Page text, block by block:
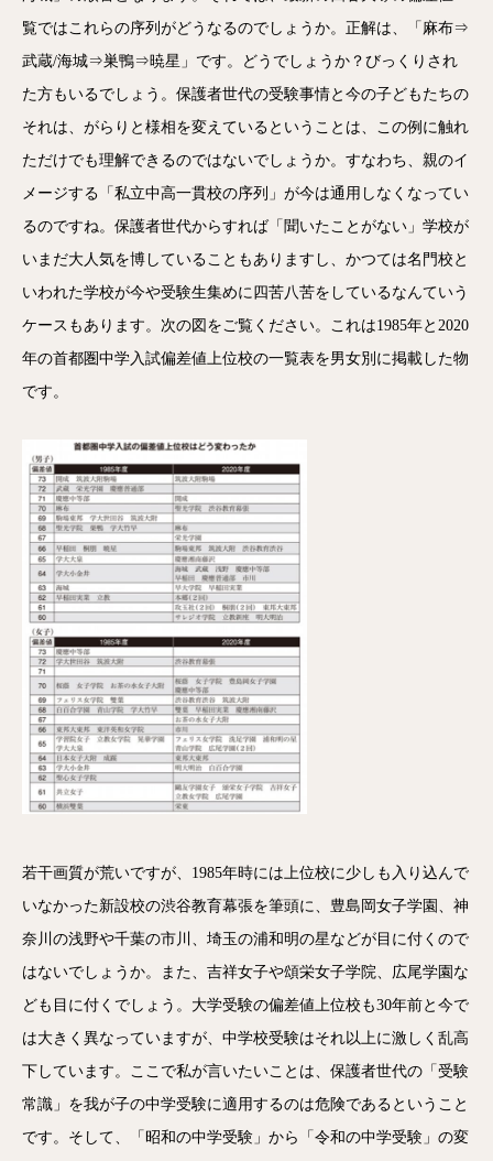
覧ではこれらの序列がどうなるのでしょうか。正解は、「麻布⇒
武蔵/海城⇒巣鴨⇒暁星」です。どうでしょうか？びっくりされ
た方もいるでしょう。保護者世代の受験事情と今の子どもたちの
それは、がらりと様相を変えているということは、この例に触れ
ただけでも理解できるのではないでしょうか。すなわち、親のイ
メージする「私立中高一貫校の序列」が今は通用しなくなってい
るのですね。保護者世代からすれば「聞いたことがない」学校が
いまだ大人気を博していることもありますし、かつては名門校と
いわれた学校が今や受験生集めに四苦八苦をしているなんていう
ケースもあります。次の図をご覧ください。これは1985年と2020
年の首都圏中学入試偏差値上位校の一覧表を男女別に掲載した物
です。
若干画質が荒いですが、1985年時には上位校に少しも入り込んで
いなかった新設校の渋谷教育幕張を筆頭に、豊島岡女子学園、神
奈川の浅野や千葉の市川、埼玉の浦和明の星などが目に付くので
はないでしょうか。また、吉祥女子や頌栄女子学院、広尾学園な
ども目に付くでしょう。大学受験の偏差値上位校も30年前と今で
は大きく異なっていますが、中学校受験はそれ以上に激しく乱高
下しています。ここで私が言いたいことは、保護者世代の「受験
常識」を我が子の中学受験に適用するのは危険であるということ
です。そして、「昭和の中学受験」から「令和の中学受験」の変